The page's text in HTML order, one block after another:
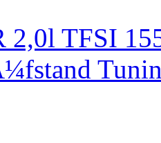
2,0l TFSI